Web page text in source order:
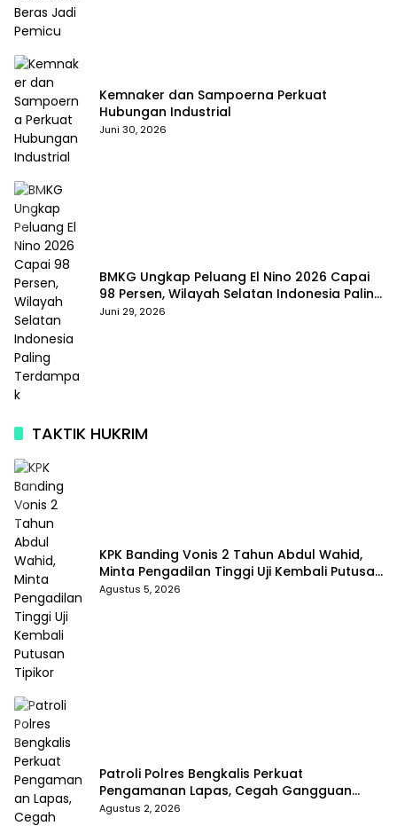
Kemnaker dan Sampoerna Perkuat
Hubungan Industrial
Juni 30, 2026
BMKG Ungkap Peluang El Nino 2026 Capai
98 Persen, Wilayah Selatan Indonesia Paling
Terdampak
Juni 29, 2026
TAKTIK HUKRIM
KPK Banding Vonis 2 Tahun Abdul Wahid,
Minta Pengadilan Tinggi Uji Kembali Putusan
Tipikor
Agustus 5, 2026
Patroli Polres Bengkalis Perkuat
Pengamanan Lapas, Cegah Gangguan
Kamtib Sejak Dini
Agustus 2, 2026